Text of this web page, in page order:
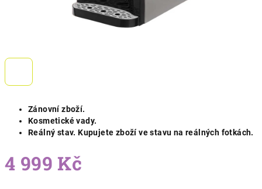
Zánovní zboží.
Kosmetické vady.
Reálný stav. Kupujete zboží ve stavu na reálných fotkách.
4 999 Kč